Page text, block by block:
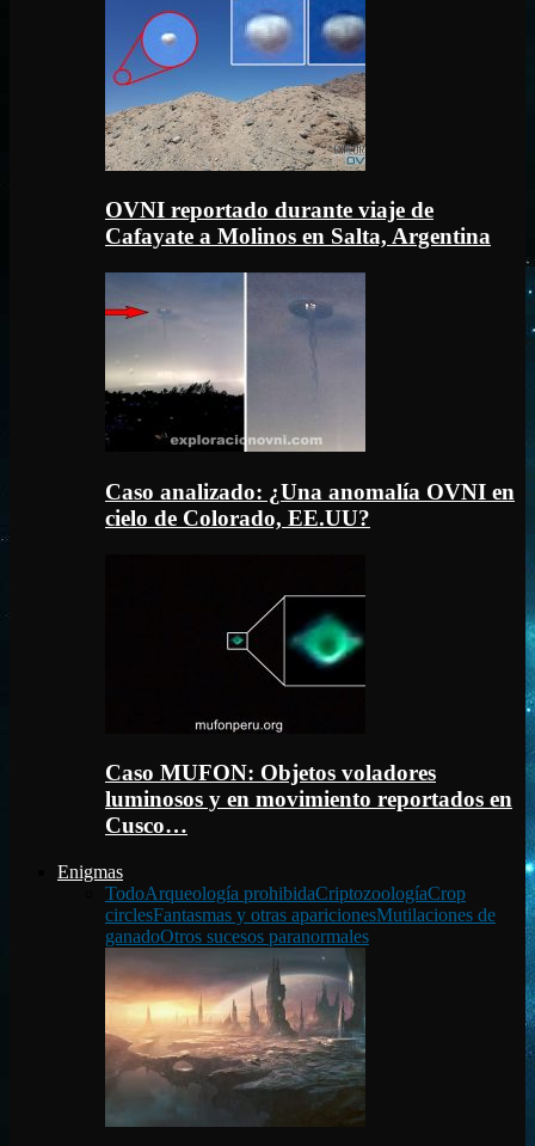
OVNI reportado durante viaje de
Cafayate a Molinos en Salta, Argentina
Caso analizado: ¿Una anomalía OVNI en
cielo de Colorado, EE.UU?
Caso MUFON: Objetos voladores
luminosos y en movimiento reportados en
Cusco…
Enigmas
TodoArqueología prohibidaCriptozoologíaCrop
circlesFantasmas y otras aparicionesMutilaciones de
ganadoOtros sucesos paranormales